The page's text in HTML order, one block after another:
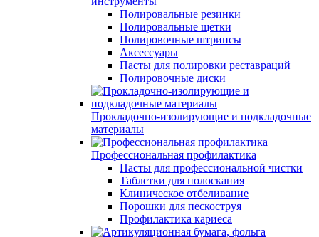
Полировальные резинки
Полировальные щетки
Полировочные штрипсы
Аксессуары
Пасты для полировки реставраций
Полировочные диски
Прокладочно-изолирующие и подкладочные
материалы
Профессиональная профилактика
Пасты для профессиональной чистки
Таблетки для полоскания
Клиническое отбеливание
Порошки для пескоструя
Профилактика кариеса